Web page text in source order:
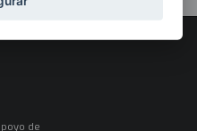
GARAPENA
de